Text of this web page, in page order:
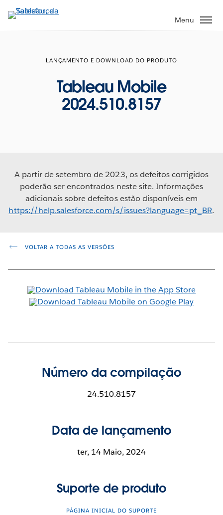
Pular
para
Menu
LANÇAMENTO E DOWNLOAD DO PRODUTO
Tableau Mobile
2024.510.8157
A partir de setembro de 2023, os defeitos corrigidos
poderão ser encontrados neste site. Informações
adicionais sobre defeitos estão disponíveis em
https://help.salesforce.com/s/issues?language=pt_BR.
VOLTAR A TODAS AS VERSÕES
Número da compilação
24.510.8157
Data de lançamento
ter, 14 Maio, 2024
Suporte de produto
PÁGINA INICIAL DO SUPORTE